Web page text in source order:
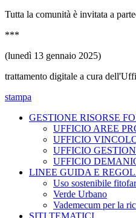
Tutta la comunità è invitata a
***
(lunedì 13 gennaio 2025)
trattamento digitale a cura
stampa
GESTIONE RISORSE
UFFICIO AREE
UFFICIO
UFFICIO
UFFICIO
LINEE GUIDA E
Uso sostenibile
Verde Urbano
Vademecum per la